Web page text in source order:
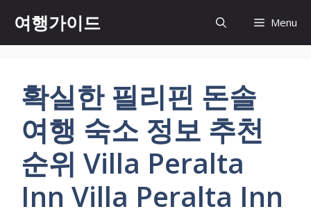
츠
여행가이드 Menu
확실한 필리핀 돈솔
여행 숙소 정보 추천
순위 Villa Peralta
Inn Villa Peralta Inn